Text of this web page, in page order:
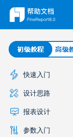
快速入门
设计思路
报表设计
参数入门